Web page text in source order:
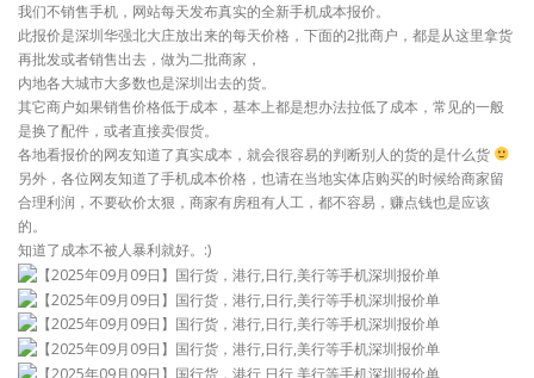
我们不销售手机，网站每天发布真实的全新手机成本报价。
此报价是深圳华强北大庄放出来的每天价格，下面的2批商户，都是从这里拿货
再批发或者销售出去，做为二批商家，
内地各大城市大多数也是深圳出去的货。
其它商户如果销售价格低于成本，基本上都是想办法拉低了成本，常见的一般
是换了配件，或者直接卖假货。
各地看报价的网友知道了真实成本，就会很容易的判断别人的货的是什么货
另外，各位网友知道了手机成本价格，也请在当地实体店购买的时候给商家留
合理利润，不要砍价太狠，商家有房租有人工，都不容易，赚点钱也是应该
的。
知道了成本不被人暴利就好。:)